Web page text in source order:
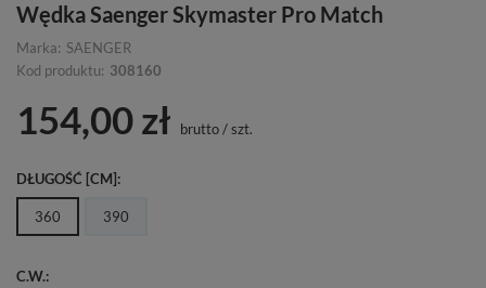
Wędka Saenger Skymaster Pro Match
Marka: SAENGER
Kod produktu: 308160
154,00 zł brutto/szt.
DŁUGOŚĆ [CM]
360 390
C.W.